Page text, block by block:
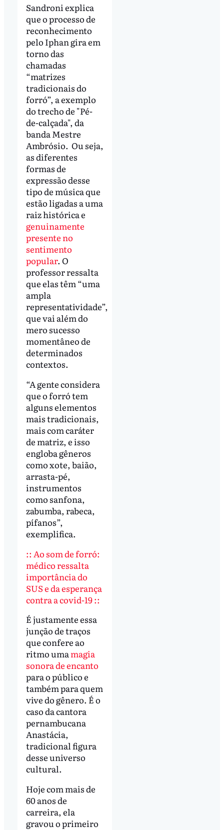
Sandroni explica
que o processo de
reconhecimento
pelo Iphan gira em
torno das
chamadas
“matrizes
tradicionais do
forró”, a exemplo
do trecho de "Pé-
de-calçada", da
banda Mestre
Ambrósio. Ou seja,
as diferentes
formas de
expressão desse
tipo de música que
estão ligadas a uma
raiz histórica e
genuinamente
presente no
sentimento
popular. O
professor ressalta
que elas têm “uma
ampla
representatividade”,
que vai além do
mero sucesso
momentâneo de
determinados
contextos.
“A gente considera
que o forró tem
alguns elementos
mais tradicionais,
mais com caráter
de matriz, e isso
engloba gêneros
como xote, baião,
arrasta-pé,
instrumentos
como sanfona,
zabumba, rabeca,
pífanos”,
exemplifica.
:: Ao som de forró:
médico ressalta
importância do
SUS e da esperança
contra a covid-19 ::
É justamente essa
junção de traços
que confere ao
ritmo umamagia
sonora de encanto
para o público e
também para quem
vive do gênero. É o
caso da cantora
pernambucana
Anastácia,
tradicional figura
desse universo
cultural.
Hoje com mais de
60 anos de
carreira, ela
gravou o primeiro